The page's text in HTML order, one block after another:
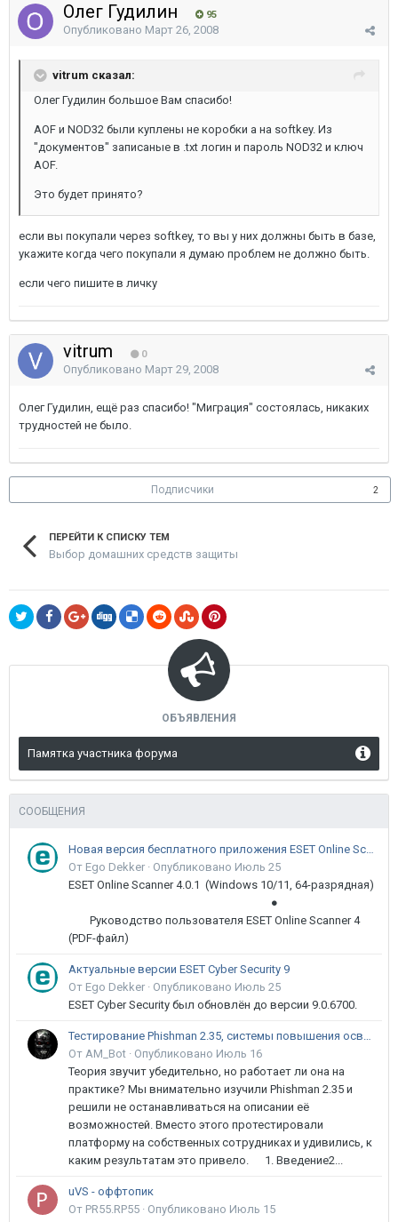
Олег Гудилин 95
Опубликовано Март 26, 2008
vitrum сказал:
Олег Гудилин большое Вам спасибо!
AOF и NOD32 были куплены не коробки а на softkey. Из
"документов" записаные в .txt логин и пароль NOD32 и ключ
AOF.
Это будет принято?
если вы покупали через softkey, то вы у них должны быть в базе,
укажите когда чего покупали я думаю проблем не должно быть.
если чего пишите в личку
vitrum 0
Опубликовано Март 29, 2008
Олег Гудилин, ещё раз спасибо! "Миграция" состоялась, никаких
трудностей не было.
Подписчики 2
ПЕРЕЙТИ К СПИСКУ ТЕМ
Выбор домашних средств защиты
ОБЪЯВЛЕНИЯ
Памятка участника форума
СООБЩЕНИЯ
Новая версия бесплатного приложения ESET Online Scanner доступна пользователям
От Ego Dekker · Опубликовано Июль 25
ESET Online Scanner 4.0.1 (Windows 10/11, 64-разрядная)
●
Руководство пользователя ESET Online Scanner 4
(PDF-файл)
Актуальные версии ESET Cyber Security 9
От Ego Dekker · Опубликовано Июль 25
ESET Cyber Security был обновлён до версии 9.0.6700.
Тестирование Phishman 2.35, системы повышения осведомлённости пользователей в сфере ИБ
От AM_Bot · Опубликовано Июль 16
Теория звучит убедительно, но работает ли она на
практике? Мы внимательно изучили Phishman 2.35 и
решили не останавливаться на описании её
возможностей. Вместо этого протестировали
платформу на собственных сотрудниках и удивились, к
каким результатам это привело. 1. Введение2...
uVS - оффтопик
От PR55.RP55 · Опубликовано Июль 15